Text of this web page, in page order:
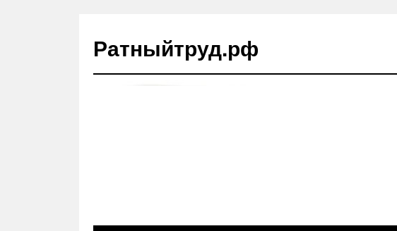
Ратныйтруд.рф